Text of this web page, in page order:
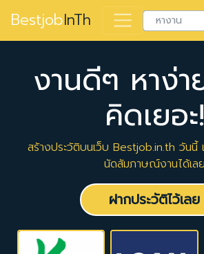
BestjobInTh
งานดีๆ หาง่า
คิดเยอะ!
สร้างประวัติบนเว็บ Bestjob.in.th วันนี้
นัดสัมภาษณ์งานได้เลย
ฝากประวัติไว้เลย